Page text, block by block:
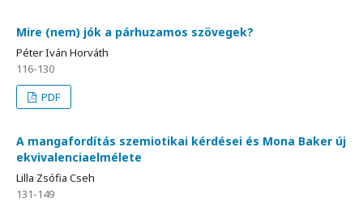
Mire (nem) jók a párhuzamos szövegek?
Péter Iván Horváth
116-130
PDF
A mangafordítás szemiotikai kérdései és Mona Baker új
ekvivalenciaelmélete
Lilla Zsófia Cseh
131-149